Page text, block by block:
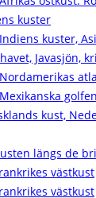
kuster
kuster,
Javasjön,
kust,
längs de
västkust
västkust